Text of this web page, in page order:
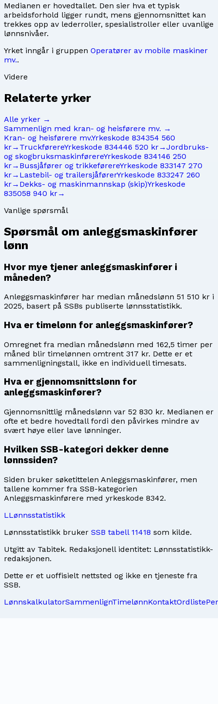
Medianen er hovedtallet. Den sier hva et typisk
arbeidsforhold ligger rundt, mens gjennomsnittet kan
trekkes opp av lederroller, spesialistroller eller uvanlige
lønnsnivåer.
Yrket inngår i gruppen Operatører av mobile maskiner
mv..
Videre
Relaterte yrker
Alle yrker →
Sammenlign med kran- og heisførere mv. →
Kran- og heisførere mv.Yrkeskode 834354 560
kr→ TruckførereYrkeskode 834446 520 kr→Jordbruks-
og skogbruksmaskinførereYrkeskode 834146 250
kr→ Bussjåfører og trikkeførereYrkeskode 833147 270
kr→ Lastebil- og trailersjåførerYrkeskode 833247 260
kr→ Dekks- og maskinmannskap (skip)Yrkeskode
835058 940 kr→
Vanlige spørsmål
Spørsmål om anleggsmaskinfører
lønn
Hvor mye tjener anleggsmaskinfører i
måneden?
Anleggsmaskinfører har median månedslønn 51 510 kr i
2025, basert på SSBs publiserte lønnsstatistikk.
Hva er timelønn for anleggsmaskinfører?
Omregnet fra median månedslønn med 162,5 timer per
måned blir timelønnen omtrent 317 kr. Dette er et
sammenligningstall, ikke en individuell timesats.
Hva er gjennomsnittslønn for
anleggsmaskinfører?
Gjennomsnittlig månedslønn var 52 830 kr. Medianen er
ofte et bedre hovedtall fordi den påvirkes mindre av
svært høye eller lave lønninger.
Hvilken SSB-kategori dekker denne
lønnssiden?
Siden bruker søketittelen Anleggsmaskinfører, men
tallene kommer fra SSB-kategorien
Anleggsmaskinførere med yrkeskode 8342.
LLønnsstatistikk
Lønnsstatistikk bruker SSB tabell 11418 som kilde.
Utgitt av Tabitek. Redaksjonell identitet: Lønnsstatistikk-
redaksjonen.
Dette er et uoffisielt nettsted og ikke en tjeneste fra
SSB.
LønnskalkulatorSammenlignTimelønnKontaktOrdliste